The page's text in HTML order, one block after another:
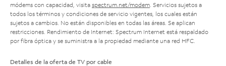
módems con capacidad, visita spectrum.net/modem . Servicios sujetos a
todos los términos y condiciones de servicio vigentes, los cuales están
sujetos a cambios. No están disponibles en todas las áreas. Se aplican
restricciones. Rendimiento de Internet: Spectrum Internet está respaldado
por fibra óptica y se suministra a la propiedad mediante una red HFC.
Detalles de la oferta de TV por cable